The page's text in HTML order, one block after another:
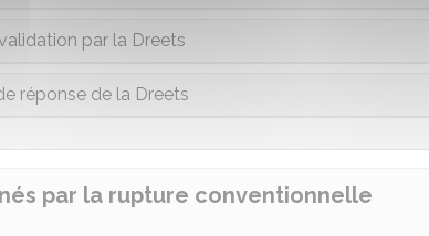
par la Dreets
réponse de la Dreets
par la rupture conventionnelle